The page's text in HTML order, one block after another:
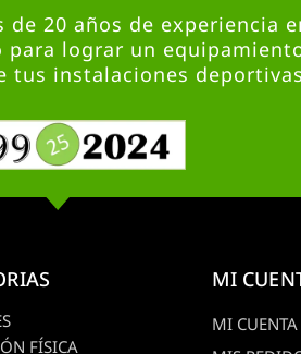
de 20 años de experiencia
lograr un
tus instalaciones
FÍSICA
MI
MI CUENTA